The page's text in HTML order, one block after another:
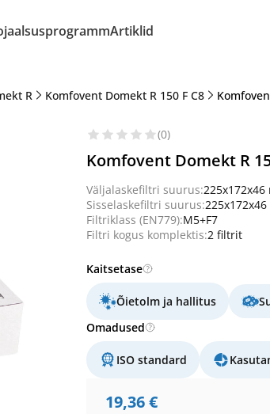
Artiklid
R Komfovent Domekt R 150 F C8
(0)
Komfovent Domekt R
Väljalaskefiltri suurus:225x172x46
Sisselaskefiltri suurus:
Filtriklass (EN779):M5+F7
Filtri kogus komplektis:2 filtrit
Kaitsetase
Õietolm ja hallitus
Omadused
ISO standard
19,36€